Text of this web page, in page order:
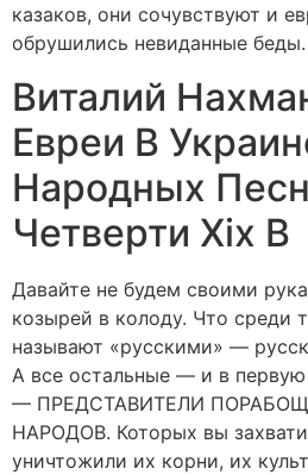
казаков, они сочувствуют и
обрушились невиданные беды.
Виталий
Евреи В
Народных
Четверти Хіх В
Давайте не будем своими
козырей в колоду. Что среди
называют «русскими» —
А все остальные — и в
— ПРЕДСТАВИТЕЛИ
НАРОДОВ. Которых вы
уничтожили их корни, их